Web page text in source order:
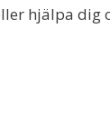
hjälpa dig